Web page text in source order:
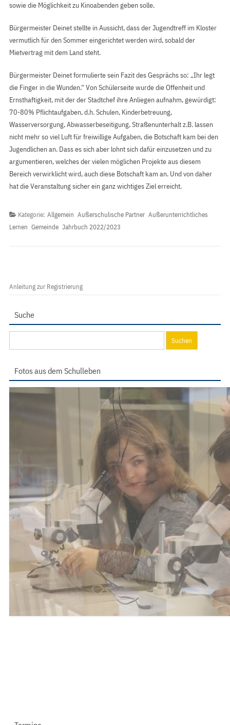
sowie die Möglichkeit zu Kinoabenden geben solle.
Bürgermeister Deinet stellte in Aussicht, dass der Jugendtreff im Kloster
vermutlich für den Sommer eingerichtet werden wird, sobald der
Mietvertrag mit dem Land steht.
Bürgermeister Deinet formulierte sein Fazit des Gesprächs so: „Ihr legt
die Finger in die Wunden.“ Von Schülerseite wurde die Offenheit und
Ernsthaftigkeit, mit der der Stadtchef ihre Anliegen aufnahm, gewürdigt:
70-80% Pflichtaufgaben, d.h. Schulen, Kinderbetreuung,
Wasserversorgung, Abwasserbeseitigung, Straßenunterhalt z.B. lassen
nicht mehr so viel Luft für freiwillige Aufgaben, die Botschaft kam bei den
Jugendlichen an. Dass es sich aber lohnt sich dafür einzusetzen und zu
argumentieren, welches der vielen möglichen Projekte aus diesem
Bereich verwirklicht wird, auch diese Botschaft kam an. Und von daher
hat die Veranstaltung sicher ein ganz wichtiges Ziel erreicht.
Kategorie: Allgemein Außerschulische Partner Außerunterrichtliches
Lernen Gemeinde Jahrbuch 2022/2023
Anleitung zur Registrierung
Suche
nach:
Fotos aus dem Schulleben